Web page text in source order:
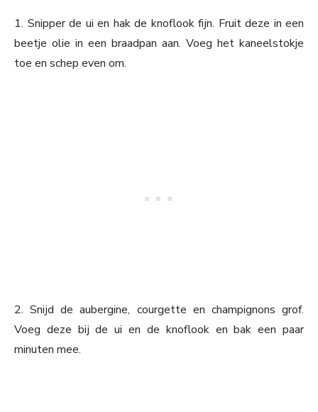
1. Snipper de ui en hak de knoflook fijn. Fruit deze in een
beetje olie in een braadpan aan. Voeg het kaneelstokje
toe en schep even om.
2. Snijd de aubergine, courgette en champignons grof.
Voeg deze bij de ui en de knoflook en bak een paar
minuten mee.